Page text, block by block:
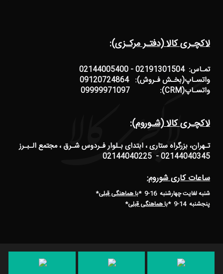
لاکچـری کالا (دفتـر مرکـزی):
تمـاس: 02191301504 - 02144005400
واتسـاپ(بخـش فـروش): 09120724864
واتسـاپ(CRM): 09999971097
لاکچـری کالا (شـوروم):
تـهران، بزرگراه ستاری ، ابتدای بـلوار فـردوس شـرق ، مجتمع الـبـرز
02144040345 - 02144040225
ساعات کاری شوروم:
شنبه لغایت چهارشنبه 16-9 * با هماهنگی قبلی*
پنجشنبه 14-9
*با هماهنگی قبلی*